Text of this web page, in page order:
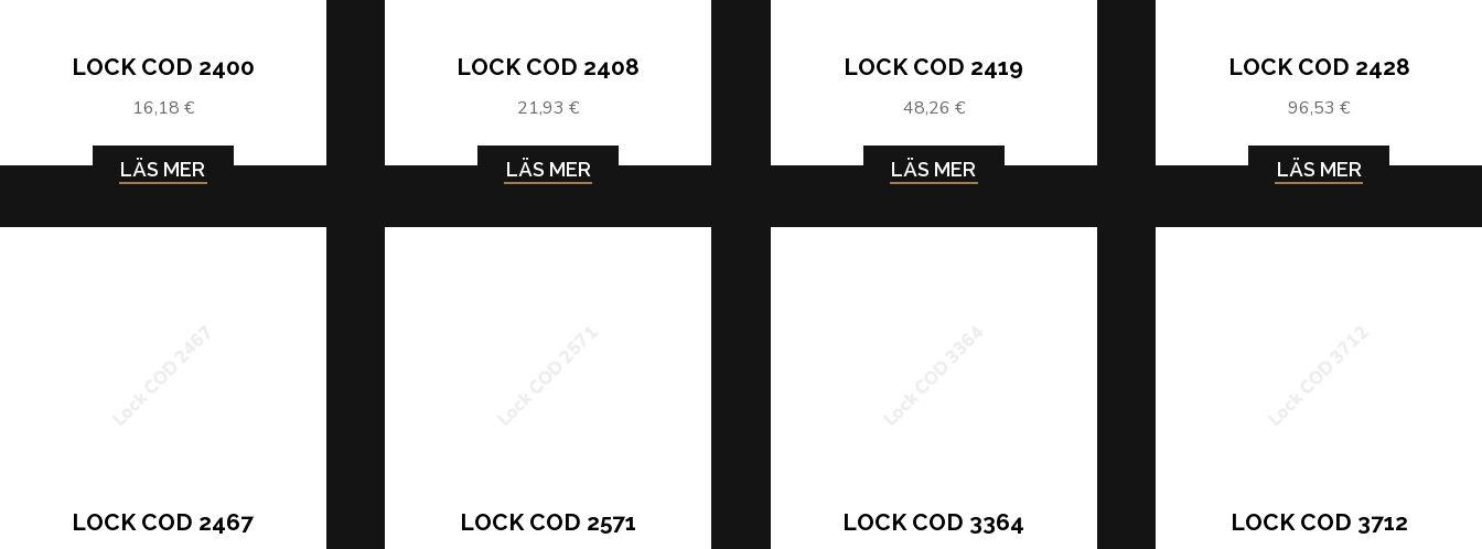
LOCK COD 2400
16,18 €
LÄS MER
LOCK COD 2408
21,93 €
LÄS MER
LOCK COD 2419
48,26 €
LÄS MER
LOCK COD 2428
96,53 €
LÄS MER
LOCK COD 2467 LOCK COD 2571 LOCK COD 3364 LOCK COD 3712